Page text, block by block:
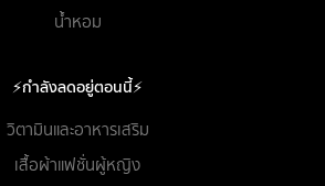
น้ำหอม
⚡กำลังลดอยู่ตอนนี้⚡
วิตามินและอาหารเสริม
เสื้อผ้าแฟชั่นผู้หญิง